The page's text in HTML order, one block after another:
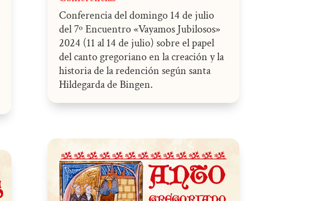
Conferencia del domingo 14 de julio
del 7º Encuentro «Vayamos Jubilosos»
2024 (11 al 14 de julio) sobre el papel
del canto gregoriano en la creación y la
historia de la redención según santa
Hildegarda de Bingen.